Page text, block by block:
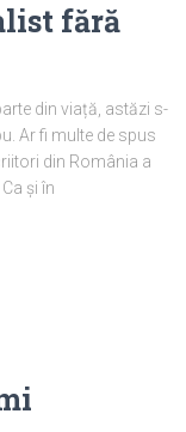
fără
din viață, astăzi s-
Ar fi multe de spus
din România a
și în